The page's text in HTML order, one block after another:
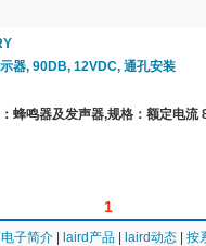
器, 90DB, 12VDC, 通孔安装
蜂鸣器及发声器,规格：额定电流
1
子简介 laird产品 laird动态
按